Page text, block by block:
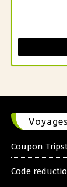
Voyages
Coupon
Code